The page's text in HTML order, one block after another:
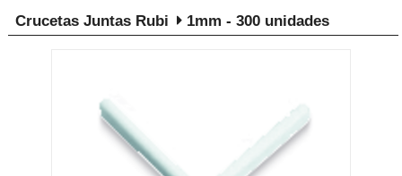
Crucetas Juntas Rubi 1mm - 300 unidades